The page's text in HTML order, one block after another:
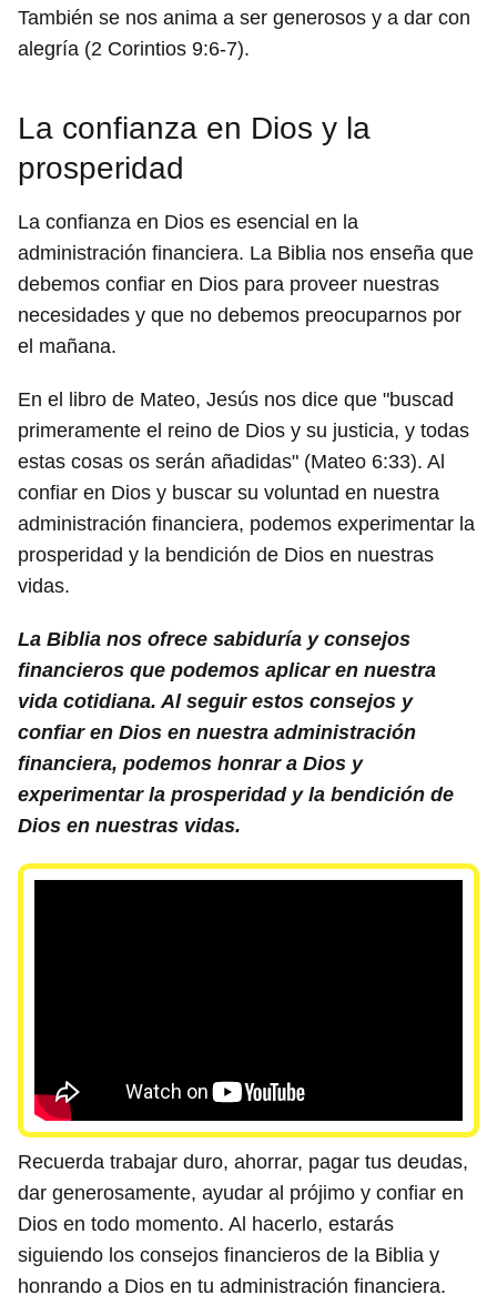
También se nos anima a ser generosos y a dar con
alegría (2 Corintios 9:6-7).
La confianza en Dios y la
prosperidad
La confianza en Dios es esencial en la
administración financiera. La Biblia nos enseña que
debemos confiar en Dios para proveer nuestras
necesidades y que no debemos preocuparnos por
el mañana.
En el libro de Mateo, Jesús nos dice que "buscad
primeramente el reino de Dios y su justicia, y todas
estas cosas os serán añadidas" (Mateo 6:33). Al
confiar en Dios y buscar su voluntad en nuestra
administración financiera, podemos experimentar la
prosperidad y la bendición de Dios en nuestras
vidas.
La Biblia nos ofrece sabiduría y consejos
financieros que podemos aplicar en nuestra
vida cotidiana. Al seguir estos consejos y
confiar en Dios en nuestra administración
financiera, podemos honrar a Dios y
experimentar la prosperidad y la bendición de
Dios en nuestras vidas.
Recuerda trabajar duro, ahorrar, pagar tus deudas,
dar generosamente, ayudar al prójimo y confiar en
Dios en todo momento. Al hacerlo, estarás
siguiendo los consejos financieros de la Biblia y
honrando a Dios en tu administración financiera.